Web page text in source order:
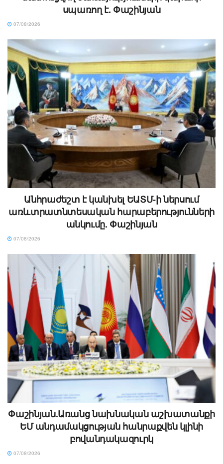
սպառող է. Փաշինյան
07/08/2026
Անհրաժեշտ է կանխել ԵԱՏՄ-ի ներսում
առևտրատնտեսական հարաբերությունների
անկումը. Փաշինյան
07/08/2026
Փաշինյան.Առանց նախնական աշխատանքի
ԵՄ անդամակցության հանրաքվեն կլինի
բովանդակազուրկ
07/08/2026